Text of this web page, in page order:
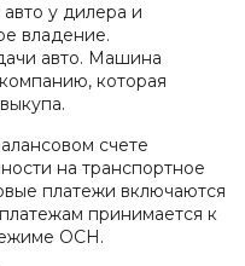
у дилера и
владение.
авто. Машина
которая
счете
на транспортное
платежи включаются
принимается к
ОСН.